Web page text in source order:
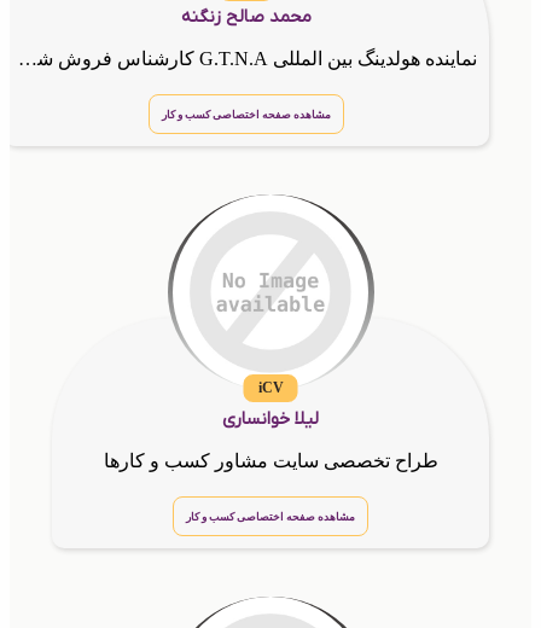
محمد صالح زنگنه
نماینده هولدینگ بین المللی G.T.N.A کارشناس فروش شرکت گسترش طراحان نقش الماس مشاوره جهت شروع کار و همکاری و افزایش فروش وارتباط قوی با مشتری و موفقیت در کسب و کار شما
مشاهده صفحه اختصاصی کسب و کار
iCV
لیلا خوانساری
طراح تخصصی سایت مشاور کسب و کارها
مشاهده صفحه اختصاصی کسب و کار